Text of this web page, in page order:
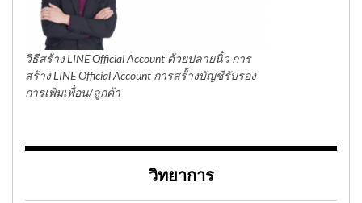
วิธีสร้าง LINE Official Account ด้วยปลายนิ้ว การ
สร้าง LINE Official Account การสร้้างบัญชีรับรอง
การเพิ่มเพื่อน/ลูกค้า
วิทยาการ